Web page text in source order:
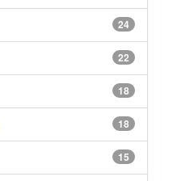
24
22
18
18
15